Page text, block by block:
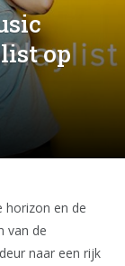
op
horizon en de
van de
naar een rijk